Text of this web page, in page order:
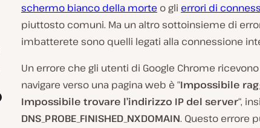
schermo bianco della morte o gli errori di
piuttosto comuni. Ma un altro sottoinsieme di
imbatterete sono quelli legati alla connessione
Un errore che gli utenti di Google Chrome
navigare verso una pagina web è “Impossibile
Impossibile trovare l’indirizzo IP del server“,
DNS_PROBE_FINISHED_NXDOMAIN. Questo errore